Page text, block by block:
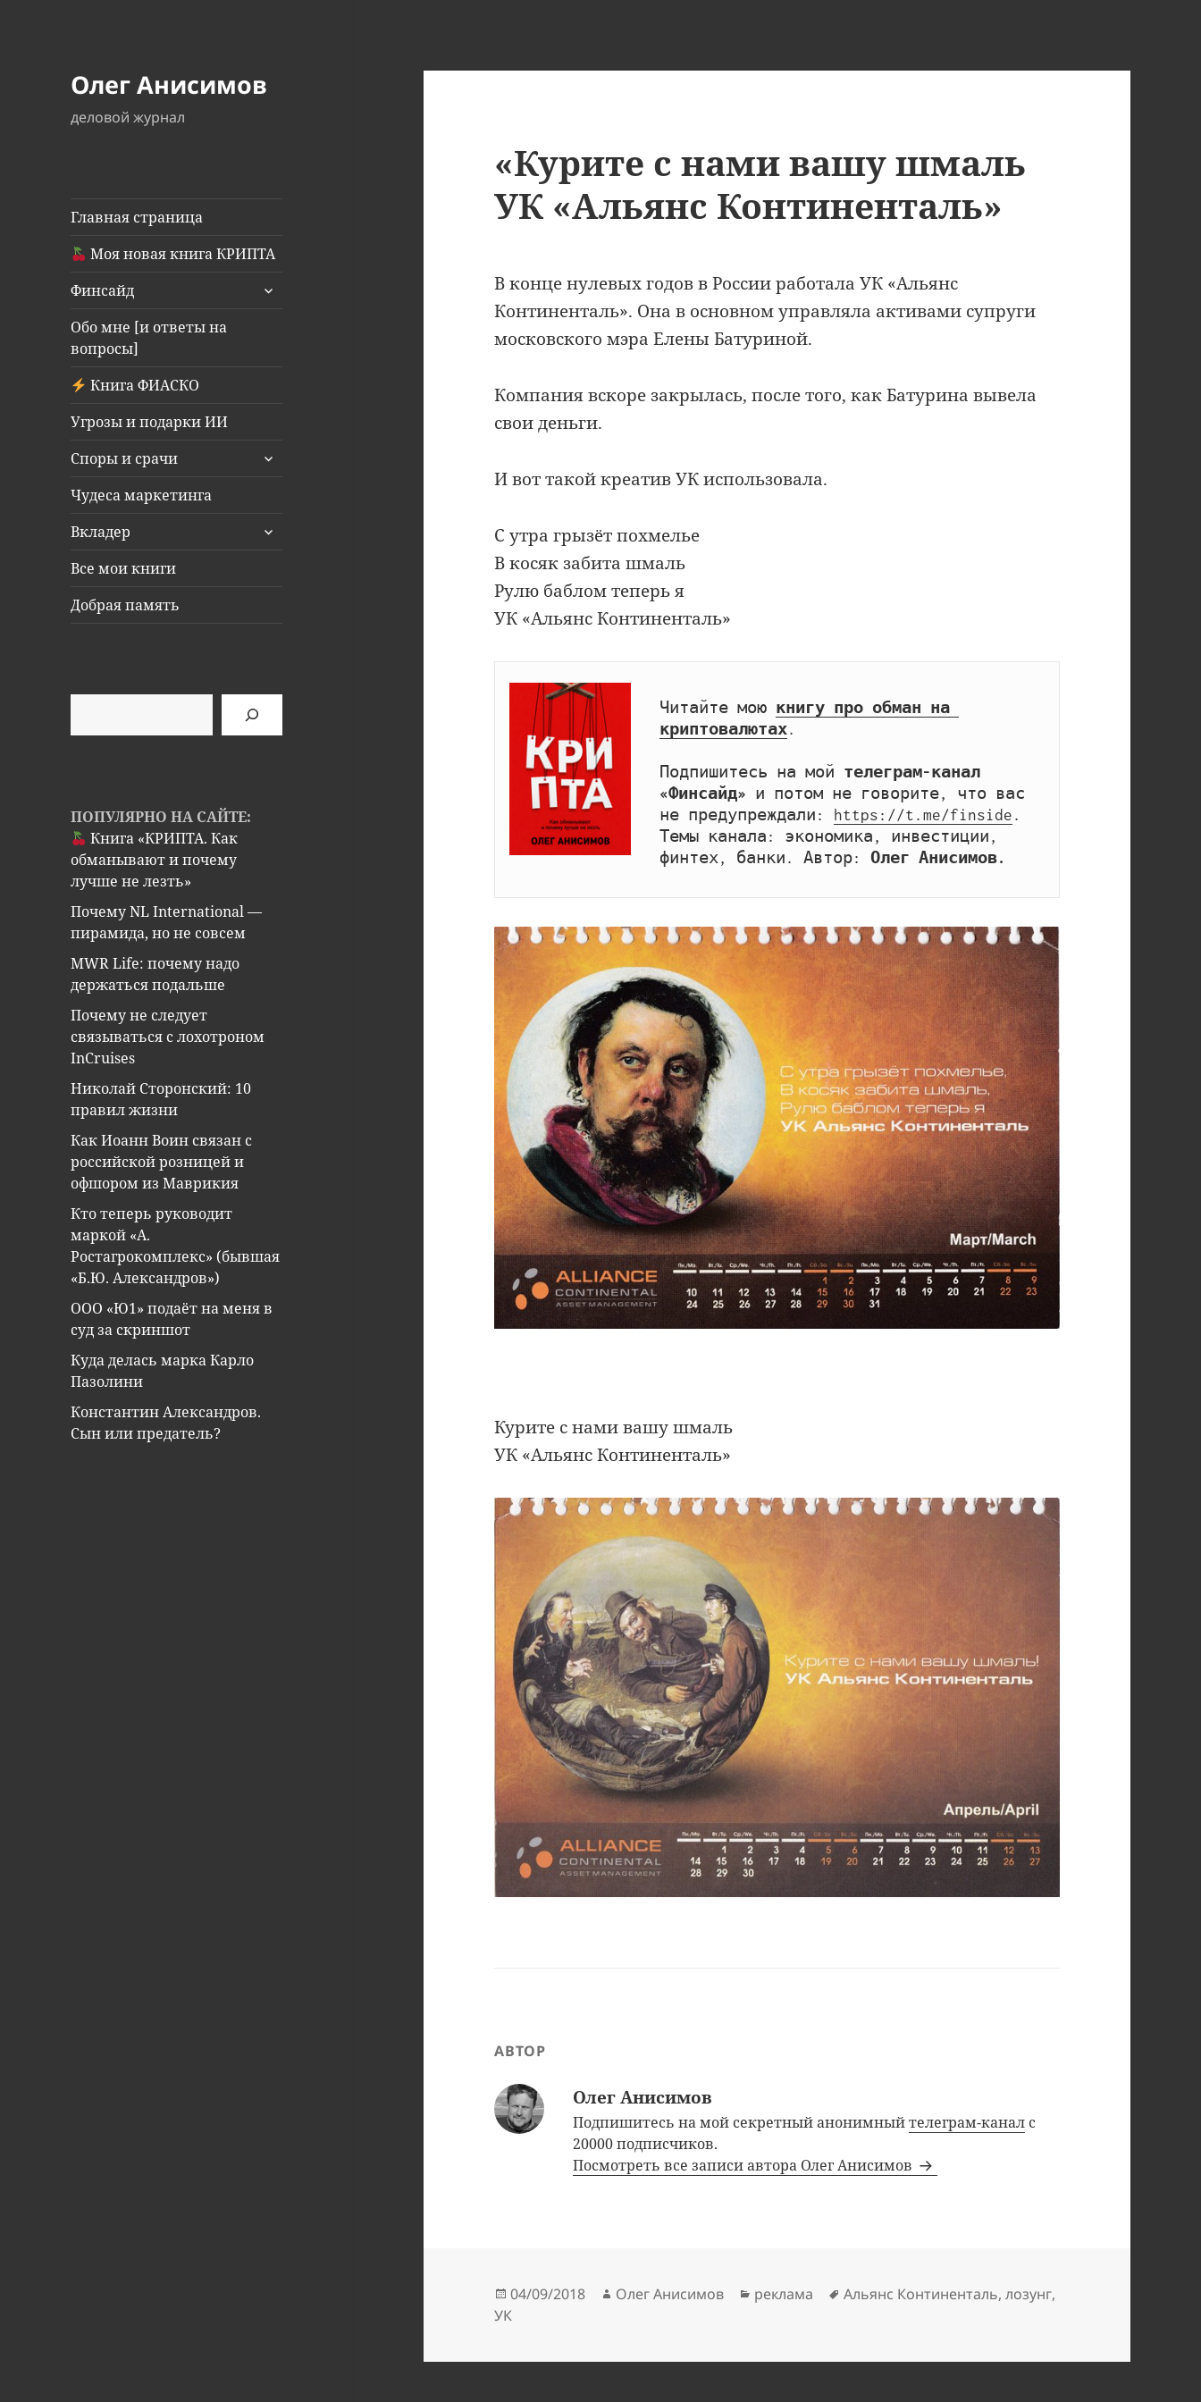
Олег Анисимов
деловой журнал
Главная страница
Моя новая книга КРИПТА
Финсайд
раскрыть
Обо мне [и ответы на
вопросы]
Книга ФИАСКО
Угрозы и подарки ИИ
Споры и срачи
раскрыть
Чудеса маркетинга
Вкладер
раскрыть
Все мои книги
Добрая память
ПОПУЛЯРНО НА САЙТЕ:
Книга «КРИПТА. Как
обманывают и почему
лучше не лезть»
Почему NL International —
пирамида, но не совсем
MWR Life: почему надо
держаться подальше
Почему не следует
связываться с лохотроном
InCruises
Николай Сторонский: 10
правил жизни
Как Иоанн Воин связан с
российской розницей и
офшором из Маврикия
Кто теперь руководит
маркой «А.
Ростагрокомплекс» (бывшая
«Б.Ю. Александров»)
ООО «Ю1» подаёт на меня в
суд за скриншот
Куда делась марка Карло
Пазолини
Константин Александров.
Сын или предатель?
«Курите с нами вашу шмаль
УК «Альянс Континенталь»
В конце нулевых годов в России работала УК «Альянс
Континенталь». Она в основном управляла активами супруги
московского мэра Елены Батуриной.
Компания вскоре закрылась, после того, как Батурина вывела
свои деньги.
И вот такой креатив УК использовала.
С утра грызёт похмелье
В косяк забита шмаль
Рулю баблом теперь я
УК «Альянс Континенталь»
Читайте мою книгу про обман на
криптовалютах.
Подпишитесь на мой телеграм-канал
«Финсайд» и потом не говорите, что вас
не предупреждали:
https://t.me/finside .
Темы канала: экономика, инвестиции,
финтех, банки. Автор: Олег Анисимов.
Курите с нами вашу шмаль
УК «Альянс Континенталь»
АВТОР
Олег Анисимов
Подпишитесь на мой секретный анонимныйтелеграм-канал с
20000 подписчиков.
Посмотреть все записи автора Олег Анисимов
Опубликовано
04/09/2018 Автор
Олег Анисимов Рубрики
реклама Метки
Альянс Континенталь,лозунг,
УК